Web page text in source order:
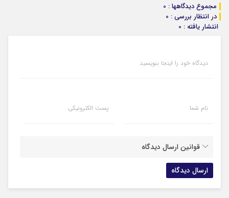
مجموع دیدگاهها : 0
در انتظار بررسی : 0
انتشار یافته : 0
دیدگاه خود را اینجا بنویسید
نام شما پست الکترونیکی
قوانین ارسال دیدگاه